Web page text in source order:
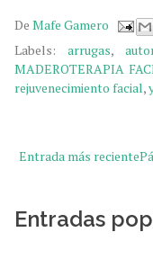
De Mafe Gamero
Labels: arrugas,
MADEROTERAPIA
rejuvenecimiento facial,
Entrada más reciente
Entradas